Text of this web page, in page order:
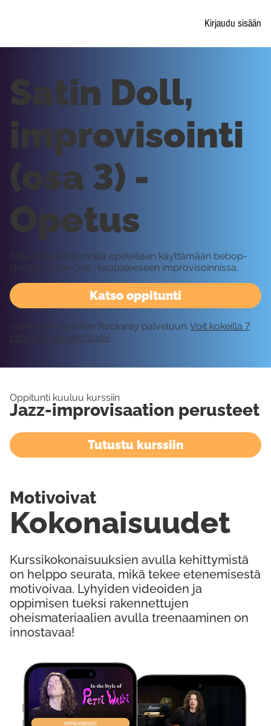
Kirjaudu sisään
Katso oppitunti
Satin Doll,
improvisointi
(osa 3) -
Opetus
Tällä oppitunnitunnilla opetellaan käyttämään bebop-
skaaloja Satin Doll -kappaleeseen improvisoinnissa.
Vaatii kirjautumisen Rockway palveluun. Voit kokeilla 7
päivää ilmaiseksi tästä!
Oppitunti kuuluu kurssiin
Jazz-improvisaation perusteet
Tutustu kurssiin
Kurssikokonaisuuksien avulla kehittymistä
on helppo seurata, mikä tekee etenemisestä
motivoivaa. Lyhyiden videoiden ja
oppimisen tueksi rakennettujen
oheismateriaalien avulla treenaaminen on
innostavaa!
Kokonaisuudet
Motivoivat